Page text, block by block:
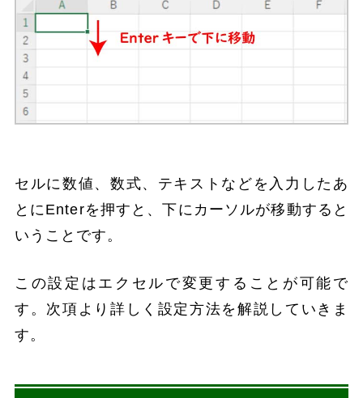
セルに数値、数式、テキストなどを入力したあ
とにEnterを押すと、下にカーソルが移動すると
いうことです。
この設定はエクセルで変更することが可能で
す。次項より詳しく設定方法を解説していきま
す。